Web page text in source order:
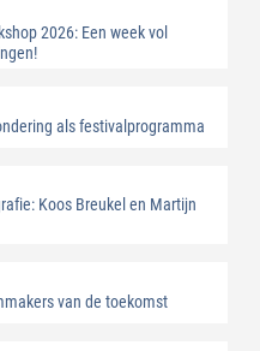
2026: Een week vol
als festivalprogramma
Koos Breukel en Martijn
van de toekomst